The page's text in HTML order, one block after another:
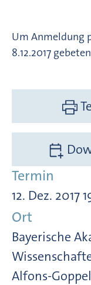
Um Anmeldung
8.12.2017
Termin
12. Dez. 2017
Ort
Bayerische
Alfons-